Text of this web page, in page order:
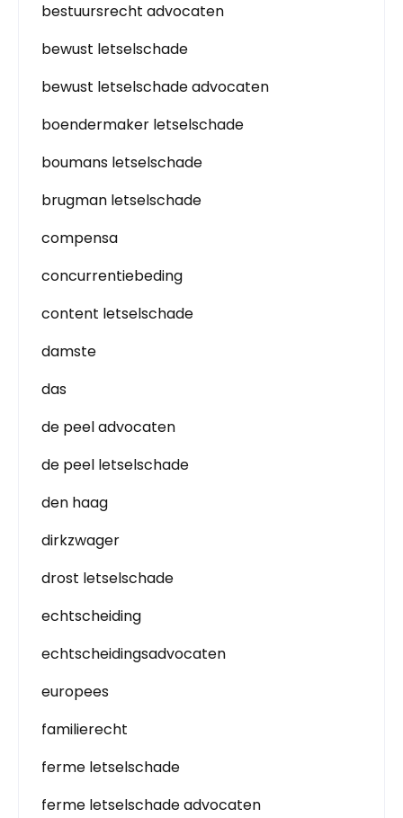
bestuursrecht advocaten
bewust letselschade
bewust letselschade advocaten
boendermaker letselschade
boumans letselschade
brugman letselschade
compensa
concurrentiebeding
content letselschade
damste
das
de peel advocaten
de peel letselschade
den haag
dirkzwager
drost letselschade
echtscheiding
echtscheidingsadvocaten
europees
familierecht
ferme letselschade
ferme letselschade advocaten